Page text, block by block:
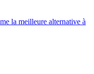
la meilleure alternative à